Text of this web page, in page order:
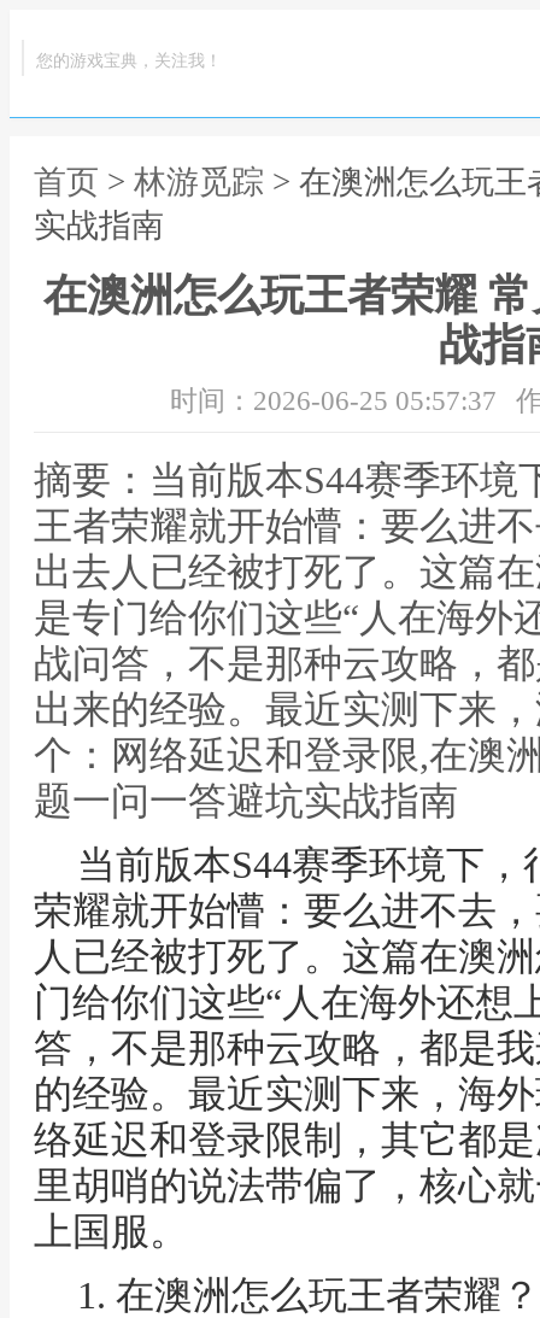
您的游戏宝典，关注我！
首页 > 林游觅踪 > 在澳洲怎么玩
实战指南
在澳洲怎么玩王者荣耀
战指
时间：2026-06-25 05:57:37
摘要：当前版本S44赛季环
王者荣耀就开始懵：要么进
出去人已经被打死了。这篇
是专门给你们这些“人在海外
战问答，不是那种云攻略，
出来的经验。最近实测下来
个：网络延迟和登录限,在澳
题一问一答避坑实战指南
当前版本S44赛季环境下
荣耀就开始懵：要么进不去
人已经被打死了。这篇在澳
门给你们这些“人在海外还想
答，不是那种云攻略，都是
的经验。最近实测下来，海
络延迟和登录限制，其它都
里胡哨的说法带偏了，核心
上国服。
1. 在澳洲怎么玩王者荣耀